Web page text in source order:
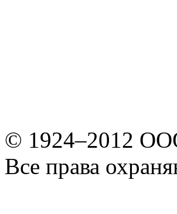
© 1924–2012
Все права